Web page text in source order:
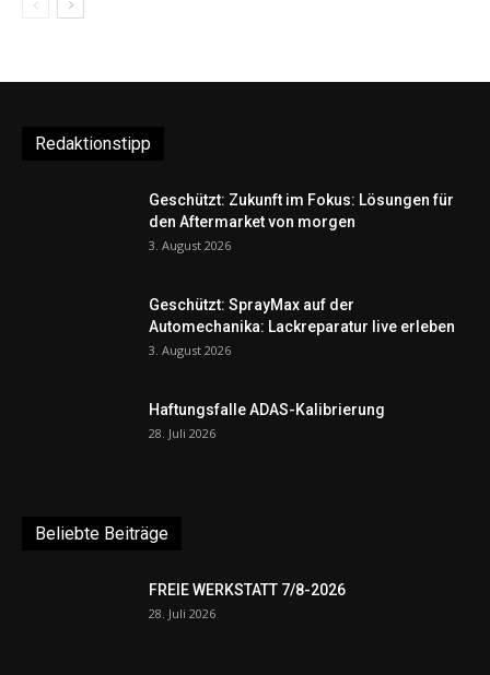
Redaktionstipp
Geschützt: Zukunft im Fokus: Lösungen für
den Aftermarket von morgen
3. August 2026
Geschützt: SprayMax auf der
Automechanika: Lackreparatur live erleben
3. August 2026
Haftungsfalle ADAS-Kalibrierung
28. Juli 2026
Beliebte Beiträge
FREIE WERKSTATT 7/8-2026
28. Juli 2026